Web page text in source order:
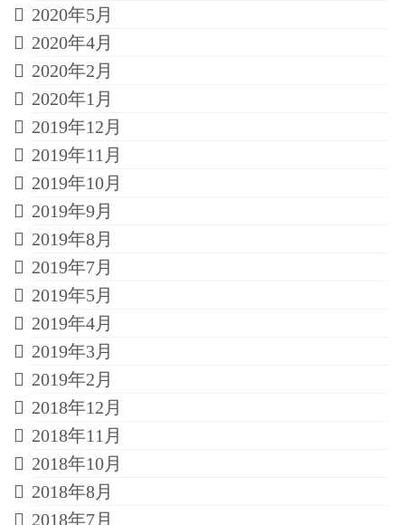
2020年5月
2020年4月
2020年2月
2020年1月
2019年12月
2019年11月
2019年10月
2019年9月
2019年8月
2019年7月
2019年5月
2019年4月
2019年3月
2019年2月
2018年12月
2018年11月
2018年10月
2018年8月
2018年7月